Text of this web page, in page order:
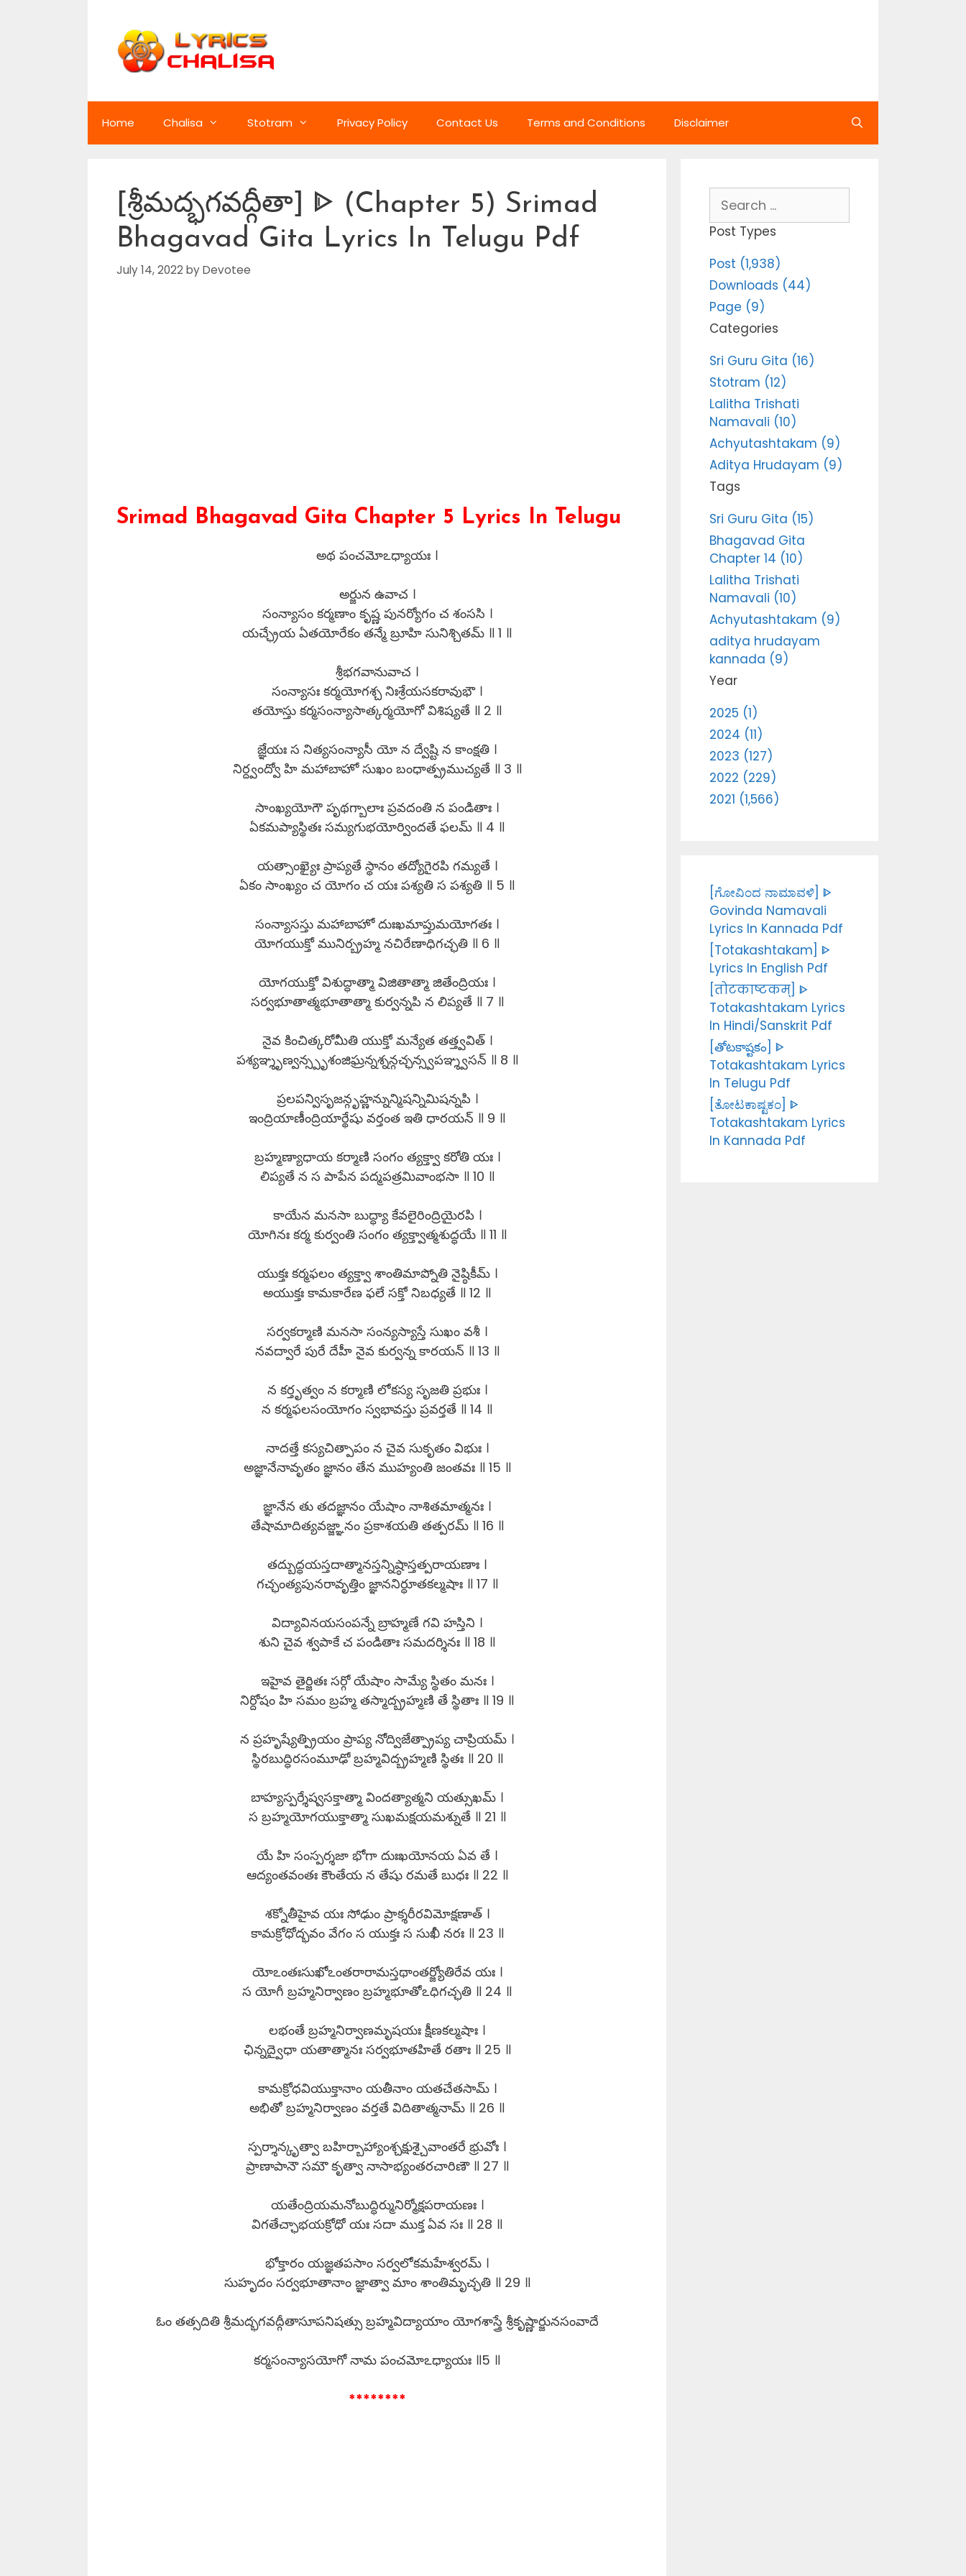
Home Chalisa Stotram Privacy Policy Contact Us Terms and Conditions Disclaimer
[శ్రీమద్భగవద్గీతా] ᐈ (Chapter 5) Srimad
Bhagavad Gita Lyrics In Telugu Pdf
July 14, 2022 byDevotee
Srimad Bhagavad Gita Chapter 5 Lyrics In Telugu
అథ పంచమోఽధ్యాయః ।
అర్జున ఉవాచ ।
సంన్యాసం కర్మణాం కృష్ణ పునర్యోగం చ శంససి ।
యచ్ఛ్రేయ ఏతయోరేకం తన్మే బ్రూహి సునిశ్చితమ్ ॥ 1 ॥
శ్రీభగవానువాచ ।
సంన్యాసః కర్మయోగశ్చ నిఃశ్రేయసకరావుభౌ ।
తయోస్తు కర్మసంన్యాసాత్కర్మయోగో విశిష్యతే ॥ 2 ॥
జ్ఞేయః స నిత్యసంన్యాసీ యో న ద్వేష్టి న కాంక్షతి ।
నిర్ద్వంద్వో హి మహాబాహో సుఖం బంధాత్ప్రముచ్యతే ॥ 3 ॥
సాంఖ్యయోగౌ పృథగ్బాలాః ప్రవదంతి న పండితాః ।
ఏకమప్యాస్థితః సమ్యగుభయోర్విందతే ఫలమ్ ॥ 4 ॥
యత్సాంఖ్యైః ప్రాప్యతే స్థానం తద్యోగైరపి గమ్యతే ।
ఏకం సాంఖ్యం చ యోగం చ యః పశ్యతి స పశ్యతి ॥ 5 ॥
సంన్యాసస్తు మహాబాహో దుఃఖమాప్తుమయోగతః ।
యోగయుక్తో మునిర్బ్రహ్మ నచిరేణాధిగచ్ఛతి ॥ 6 ॥
యోగయుక్తో విశుద్ధాత్మా విజితాత్మా జితేంద్రియః ।
సర్వభూతాత్మభూతాత్మా కుర్వన్నపి న లిప్యతే ॥ 7 ॥
నైవ కించిత్కరోమీతి యుక్తో మన్యేత తత్త్వవిత్ ।
పశ్యఞ్శృణ్వన్స్పృశంజిఘ్రన్నశ్నన్గచ్ఛన్స్వపఞ్శ్వసన్ ॥ 8 ॥
ప్రలపన్విసృజన్గృహ్ణన్నున్మిషన్నిమిషన్నపి ।
ఇంద్రియాణీంద్రియార్థేషు వర్తంత ఇతి ధారయన్ ॥ 9 ॥
బ్రహ్మణ్యాధాయ కర్మాణి సంగం త్యక్త్వా కరోతి యః ।
లిప్యతే న స పాపేన పద్మపత్రమివాంభసా ॥ 10 ॥
కాయేన మనసా బుద్ధ్యా కేవలైరింద్రియైరపి ।
యోగినః కర్మ కుర్వంతి సంగం త్యక్త్వాత్మశుద్ధయే ॥ 11 ॥
యుక్తః కర్మఫలం త్యక్త్వా శాంతిమాప్నోతి నైష్ఠికీమ్ ।
అయుక్తః కామకారేణ ఫలే సక్తో నిబధ్యతే ॥ 12 ॥
సర్వకర్మాణి మనసా సంన్యస్యాస్తే సుఖం వశీ ।
నవద్వారే పురే దేహీ నైవ కుర్వన్న కారయన్ ॥ 13 ॥
న కర్తృత్వం న కర్మాణి లోకస్య సృజతి ప్రభుః ।
న కర్మఫలసంయోగం స్వభావస్తు ప్రవర్తతే ॥ 14 ॥
నాదత్తే కస్యచిత్పాపం న చైవ సుకృతం విభుః ।
అజ్ఞానేనావృతం జ్ఞానం తేన ముహ్యంతి జంతవః ॥ 15 ॥
జ్ఞానేన తు తదజ్ఞానం యేషాం నాశితమాత్మనః ।
తేషామాదిత్యవజ్జ్ఞానం ప్రకాశయతి తత్పరమ్ ॥ 16 ॥
తద్బుద్ధయస్తదాత్మానస్తన్నిష్ఠాస్తత్పరాయణాః ।
గచ్ఛంత్యపునరావృత్తిం జ్ఞాననిర్ధూతకల్మషాః ॥ 17 ॥
విద్యావినయసంపన్నే బ్రాహ్మణే గవి హస్తిని ।
శుని చైవ శ్వపాకే చ పండితాః సమదర్శినః ॥ 18 ॥
ఇహైవ తైర్జితః సర్గో యేషాం సామ్యే స్థితం మనః ।
నిర్దోషం హి సమం బ్రహ్మ తస్మాద్బ్రహ్మణి తే స్థితాః ॥ 19 ॥
న ప్రహృష్యేత్ప్రియం ప్రాప్య నోద్విజేత్ప్రాప్య చాప్రియమ్ ।
స్థిరబుద్ధిరసంమూఢో బ్రహ్మవిద్బ్రహ్మణి స్థితః ॥ 20 ॥
బాహ్యస్పర్శేష్వసక్తాత్మా విందత్యాత్మని యత్సుఖమ్ ।
స బ్రహ్మయోగయుక్తాత్మా సుఖమక్షయమశ్నుతే ॥ 21 ॥
యే హి సంస్పర్శజా భోగా దుఃఖయోనయ ఏవ తే ।
ఆద్యంతవంతః కౌంతేయ న తేషు రమతే బుధః ॥ 22 ॥
శక్నోతీహైవ యః సోఢుం ప్రాక్శరీరవిమోక్షణాత్ ।
కామక్రోధోద్భవం వేగం స యుక్తః స సుఖీ నరః ॥ 23 ॥
యోఽంతఃసుఖోఽంతరారామస్తథాంతర్జ్యోతిరేవ యః ।
స యోగీ బ్రహ్మనిర్వాణం బ్రహ్మభూతోఽధిగచ్ఛతి ॥ 24 ॥
లభంతే బ్రహ్మనిర్వాణమృషయః క్షీణకల్మషాః ।
ఛిన్నద్వైధా యతాత్మానః సర్వభూతహితే రతాః ॥ 25 ॥
కామక్రోధవియుక్తానాం యతీనాం యతచేతసామ్ ।
అభితో బ్రహ్మనిర్వాణం వర్తతే విదితాత్మనామ్ ॥ 26 ॥
స్పర్శాన్కృత్వా బహిర్బాహ్యాంశ్చక్షుశ్చైవాంతరే భ్రువోః ।
ప్రాణాపానౌ సమౌ కృత్వా నాసాభ్యంతరచారిణౌ ॥ 27 ॥
యతేంద్రియమనోబుద్ధిర్మునిర్మోక్షపరాయణః ।
విగతేచ్ఛాభయక్రోధో యః సదా ముక్త ఏవ సః ॥ 28 ॥
భోక్తారం యజ్ఞతపసాం సర్వలోకమహేశ్వరమ్ ।
సుహృదం సర్వభూతానాం జ్ఞాత్వా మాం శాంతిమృచ్ఛతి ॥ 29 ॥
ఓం తత్సదితి శ్రీమద్భగవద్గీతాసూపనిషత్సు బ్రహ్మవిద్యాయాం యోగశాస్త్రే శ్రీకృష్ణార్జునసంవాదే
కర్మసంన్యాసయోగో నామ పంచమోఽధ్యాయః ॥5 ॥
********
for:
Post Types
Post (1,938)
Downloads (44)
Page (9)
Categories
Sri Guru Gita (16)
Stotram (12)
Lalitha Trishati
Namavali (10)
Achyutashtakam (9)
Aditya Hrudayam (9)
Tags
Sri Guru Gita (15)
Bhagavad Gita
Chapter 14 (10)
Lalitha Trishati
Namavali (10)
Achyutashtakam (9)
aditya hrudayam
kannada (9)
Year
2025 (1)
2024 (11)
2023 (127)
2022 (229)
2021 (1,566)
[ಗೋವಿಂದ ನಾಮಾವಳಿ] ᐈ
Govinda Namavali
Lyrics In Kannada Pdf
[Totakashtakam] ᐈ
Lyrics In English Pdf
[तोटकाष्टकम्] ᐈ
Totakashtakam Lyrics
In Hindi/Sanskrit Pdf
[తోటకాష్టకం] ᐈ
Totakashtakam Lyrics
In Telugu Pdf
[ತೋಟಕಾಷ್ಟಕಂ] ᐈ
Totakashtakam Lyrics
In Kannada Pdf